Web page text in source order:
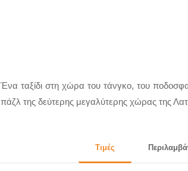
Ένα ταξίδι στη χώρα του τάνγκο, του
πάζλ της δεύτερης μεγαλύτερης χώρας της
Τιμές